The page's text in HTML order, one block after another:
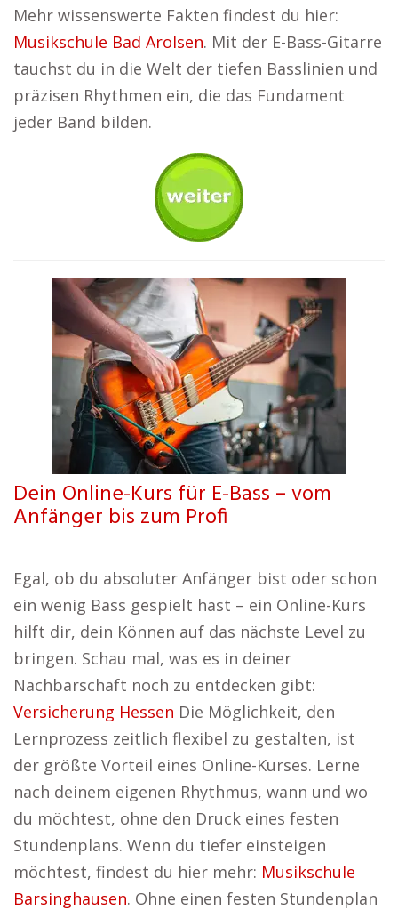
Mehr wissenswerte Fakten findest du hier:
Musikschule Bad Arolsen. Mit der E-Bass-Gitarre
tauchst du in die Welt der tiefen Basslinien und
präzisen Rhythmen ein, die das Fundament
jeder Band bilden.
Dein Online-Kurs für E-Bass – vom
Anfänger bis zum Profi
Egal, ob du absoluter Anfänger bist oder schon
ein wenig Bass gespielt hast – ein Online-Kurs
hilft dir, dein Können auf das nächste Level zu
bringen. Schau mal, was es in deiner
Nachbarschaft noch zu entdecken gibt:
Versicherung Hessen Die Möglichkeit, den
Lernprozess zeitlich flexibel zu gestalten, ist
der größte Vorteil eines Online-Kurses. Lerne
nach deinem eigenen Rhythmus, wann und wo
du möchtest, ohne den Druck eines festen
Stundenplans. Wenn du tiefer einsteigen
möchtest, findest du hier mehr: Musikschule
Barsinghausen. Ohne einen festen Stundenplan